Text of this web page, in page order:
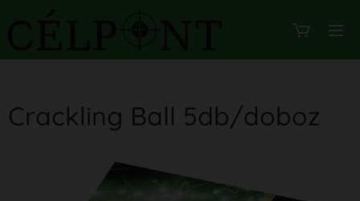
Crackling Ball 5db/doboz